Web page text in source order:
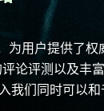
为用户提供了权
论评测以及丰
我们同时可以